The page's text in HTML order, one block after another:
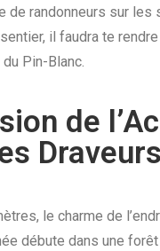
de randonneurs sur les
il faudra te
Pin-Blanc.
de
le charme de
débute dans une